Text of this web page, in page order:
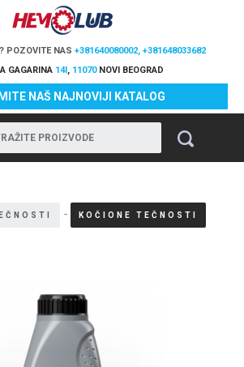
POZOVITE NAS +381640080002, +381648033682
GAGARINA 14I, 11070 NOVI BEOGRAD
NAŠ NAJNOVIJI KATALOG
- KOČIONE TEČNOSTI